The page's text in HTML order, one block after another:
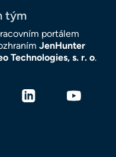
tým
portálem
JenHunter
Technologies, s. r. o.